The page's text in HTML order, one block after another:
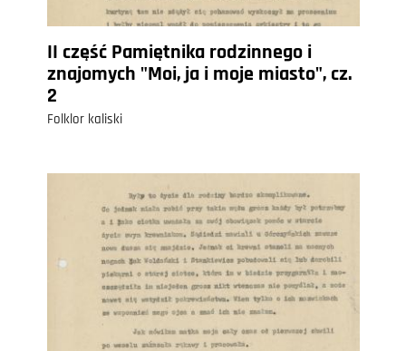
II część Pamiętnika rodzinnego i
znajomych "Moi, ja i moje miasto", cz.
2
Folklor kaliski